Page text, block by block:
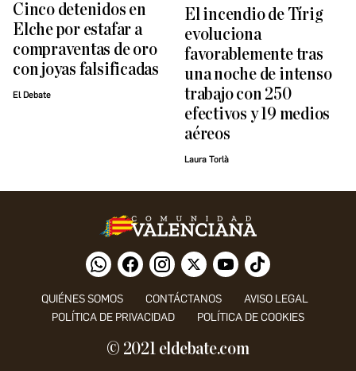
Cinco detenidos en
Elche por estafar a
compraventas de oro
con joyas falsificadas
El Debate
El incendio de Tírig
evoluciona
favorablemente tras
una noche de intenso
trabajo con 250
efectivos y 19 medios
aéreos
Laura Torlà
QUIÉNES SOMOS CONTÁCTANOS
AVISO LEGAL
POLÍTICA DE PRIVACIDAD
POLÍTICA DE COOKIES
© 2021 eldebate.com